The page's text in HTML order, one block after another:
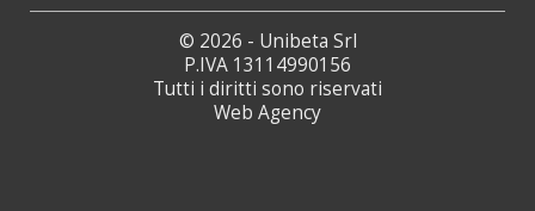
© 2026 - Unibeta Srl
P.IVA 13114990156
Tutti i diritti sono riservati
Web Agency